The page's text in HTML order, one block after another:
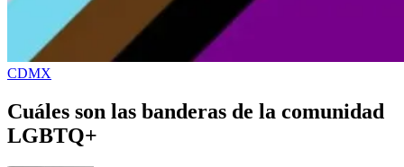
CDMX
Cuáles son las banderas de la comunidad
LGBTQ+